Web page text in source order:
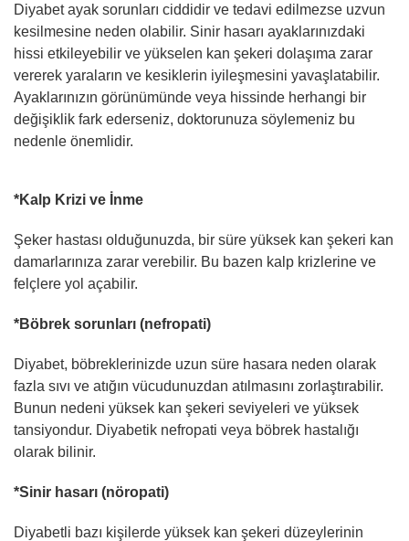
Diyabet ayak sorunları ciddidir ve tedavi edilmezse uzvun
kesilmesine neden olabilir. Sinir hasarı ayaklarınızdaki
hissi etkileyebilir ve yükselen kan şekeri dolaşıma zarar
vererek yaraların ve kesiklerin iyileşmesini yavaşlatabilir.
Ayaklarınızın görünümünde veya hissinde herhangi bir
değişiklik fark ederseniz, doktorunuza söylemeniz bu
nedenle önemlidir.
*Kalp Krizi ve İnme
Şeker hastası olduğunuzda, bir süre yüksek kan şekeri kan
damarlarınıza zarar verebilir. Bu bazen kalp krizlerine ve
felçlere yol açabilir.
*Böbrek sorunları (nefropati)
Diyabet, böbreklerinizde uzun süre hasara neden olarak
fazla sıvı ve atığın vücudunuzdan atılmasını zorlaştırabilir.
Bunun nedeni yüksek kan şekeri seviyeleri ve yüksek
tansiyondur. Diyabetik nefropati veya böbrek hastalığı
olarak bilinir.
*Sinir hasarı (nöropati)
Diyabetli bazı kişilerde yüksek kan şekeri düzeylerinin